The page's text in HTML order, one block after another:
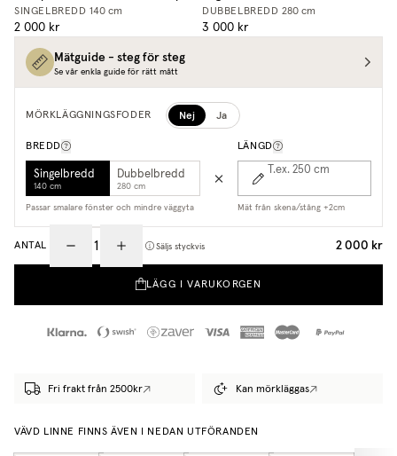
SINGELBREDD 140 cm
2 000 kr
DUBBELBREDD 280 cm
3 000 kr
Mätguide - steg för steg
Se vår enkla guide för rätt mått
MÖRKLÄGGNINGSFODER Nej Ja
BREDD
Singelbredd
140 cm
Dubbelbredd
280 cm
Passar smalare fönster och mindre väggyta
LÄNGD
T.ex. 250 cm
Mät från skena/stång +2cm
ANTAL Säljs styckvis 2 000 kr
LÄGG I VARUKORGEN
Fri frakt från 2500kr Kan mörkläggas
VÄVD LINNE FINNS ÄVEN I NEDAN UTFÖRANDEN